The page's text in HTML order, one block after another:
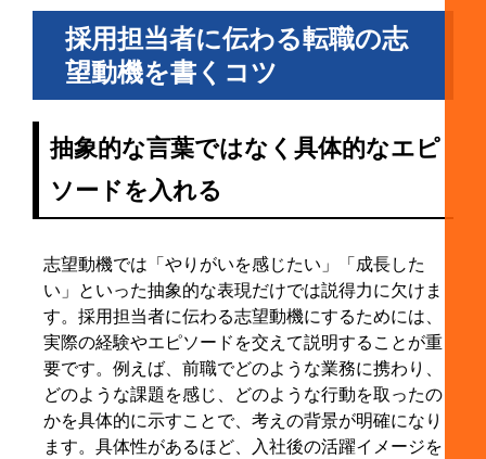
採用担当者に伝わる転職の志
望動機を書くコツ
抽象的な言葉ではなく具体的なエピ
ソードを入れる
志望動機では「やりがいを感じたい」「成長した
い」といった抽象的な表現だけでは説得力に欠けま
す。採用担当者に伝わる志望動機にするためには、
実際の経験やエピソードを交えて説明することが重
要です。例えば、前職でどのような業務に携わり、
どのような課題を感じ、どのような行動を取ったの
かを具体的に示すことで、考えの背景が明確になり
ます。具体性があるほど、入社後の活躍イメージを